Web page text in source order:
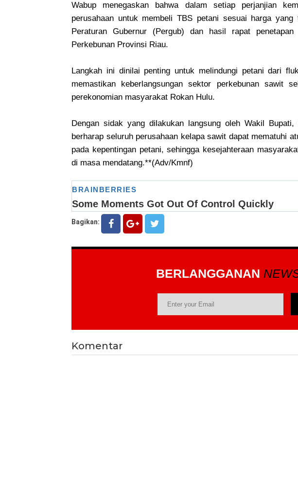
Wabup menegaskan bahwa dalam setiap perjanjian
perusahaan untuk membeli TBS petani sesuai harga yang
Peraturan Gubernur (Pergub) dan hasil rapat
Perkebunan Provinsi Riau.
Langkah ini dinilai penting untuk melindungi petani dari
memastikan keberlangsungan sektor perkebunan sawit
perekonomian masyarakat Rokan Hulu.
Dengan sidak yang dilakukan langsung oleh Wakil
berharap seluruh perusahaan kelapa sawit dapat mematuhi
pada kepentingan petani, sehingga kesejahteraan
di masa mendatang.**(Adv/Kmnf)
Bagikan:
BERLANGGANAN
Komentar